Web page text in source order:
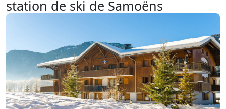
station de ski de Samoëns